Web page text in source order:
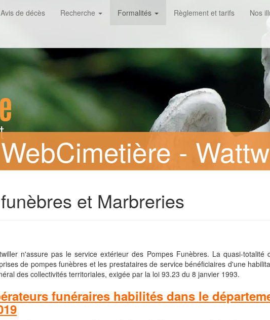
Avis de décès Recherche Formalités Règlement et tarifs Nos
WebCimetière -
et Marbreries
n'assure pas le service extérieur des Pompes Funèbres. La quasi-
de pompes funèbres et les prestataires de service bénéficiaires d'une
des collectivités territoriales, exigée par la loi 93.23 du 8 janvier 1993.
funéraires habilités dans le